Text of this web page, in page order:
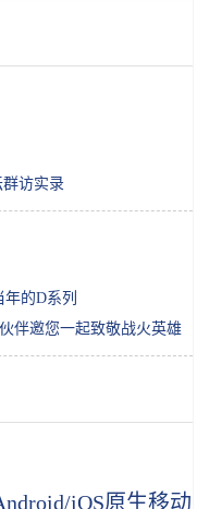
群访实录
的D系列
伴邀您一起致敬战火英雄
iOS原生移动